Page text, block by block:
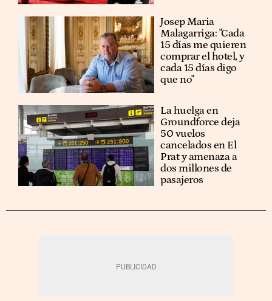
​​Josep Maria
Malagarriga: "Cada
15 días me quieren
comprar el hotel, y
cada 15 días digo
que no"
La huelga en
Groundforce deja
50 vuelos
cancelados en El
Prat y amenaza a
dos millones de
pasajeros